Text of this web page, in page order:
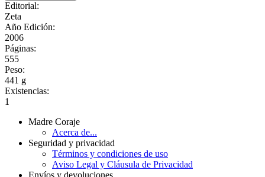
Editorial:
Zeta
Año Edición:
2006
Páginas:
555
Peso:
441 g
Existencias:
1
Madre Coraje
Acerca de...
Seguridad y privacidad
Términos y condiciones de uso
Aviso Legal y Cláusula de Privacidad
Envíos y devoluciones